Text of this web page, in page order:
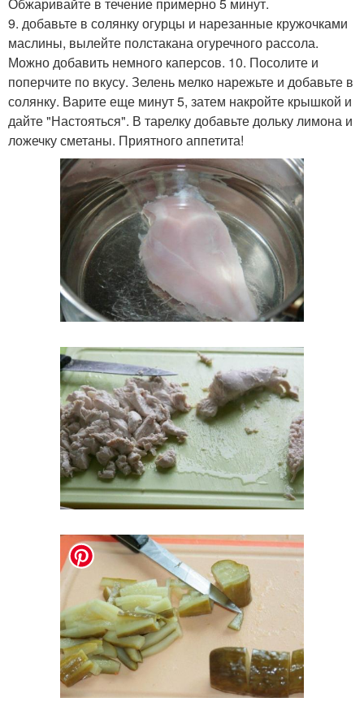
Обжаривайте в течение примерно 5 минут.
9. добавьте в солянку огурцы и нарезанные кружочками
маслины, вылейте полстакана огуречного рассола.
Можно добавить немного каперсов. 10. Посолите и
поперчите по вкусу. Зелень мелко нарежьте и добавьте в
солянку. Варите еще минут 5, затем накройте крышкой и
дайте "Настояться". В тарелку добавьте дольку лимона и
ложечку сметаны. Приятного аппетита!